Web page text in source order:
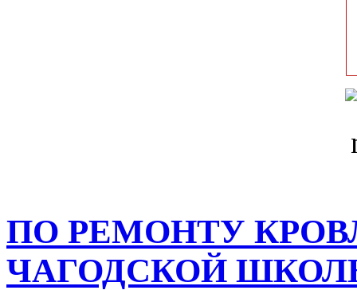
ПО РЕМОНТУ
ЧАГОДСКОЙ